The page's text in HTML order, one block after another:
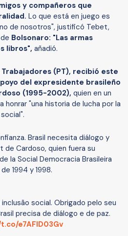
y compañeros que
Lo que está en juego es
de nosotros", justificó Tebet,
Bolsonaro: "Las armas
libros", añadió.
(PT), recibió este
del expresidente brasileño
(1995-2002), quien en un
honrar "una historia de lucha por la
Brasil necesita diálogo y
de Cardoso, quien fuera su
la Social Democracia Brasileira
1994 y 1998.
social. Obrigado pelo seu
precisa de diálogo e de paz.
e7AFID03Gv